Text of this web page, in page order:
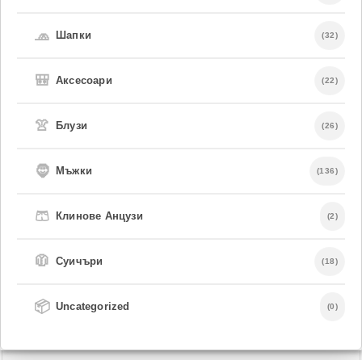
🧢 Шапки (32)
🎒 Аксесоари (22)
👚 Блузи (26)
🧔 Мъжки (136)
🩳 Клинове Анцузи (2)
🧥 Суичъри (18)
📦 Uncategorized (0)